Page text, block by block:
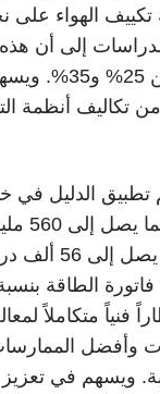
إلى أن
بنسبة
تطبيق الدليل في
معدات
الطاقة بنسبة
فنياً متكاملاً
وأفضل
ويسهم في تعزيز